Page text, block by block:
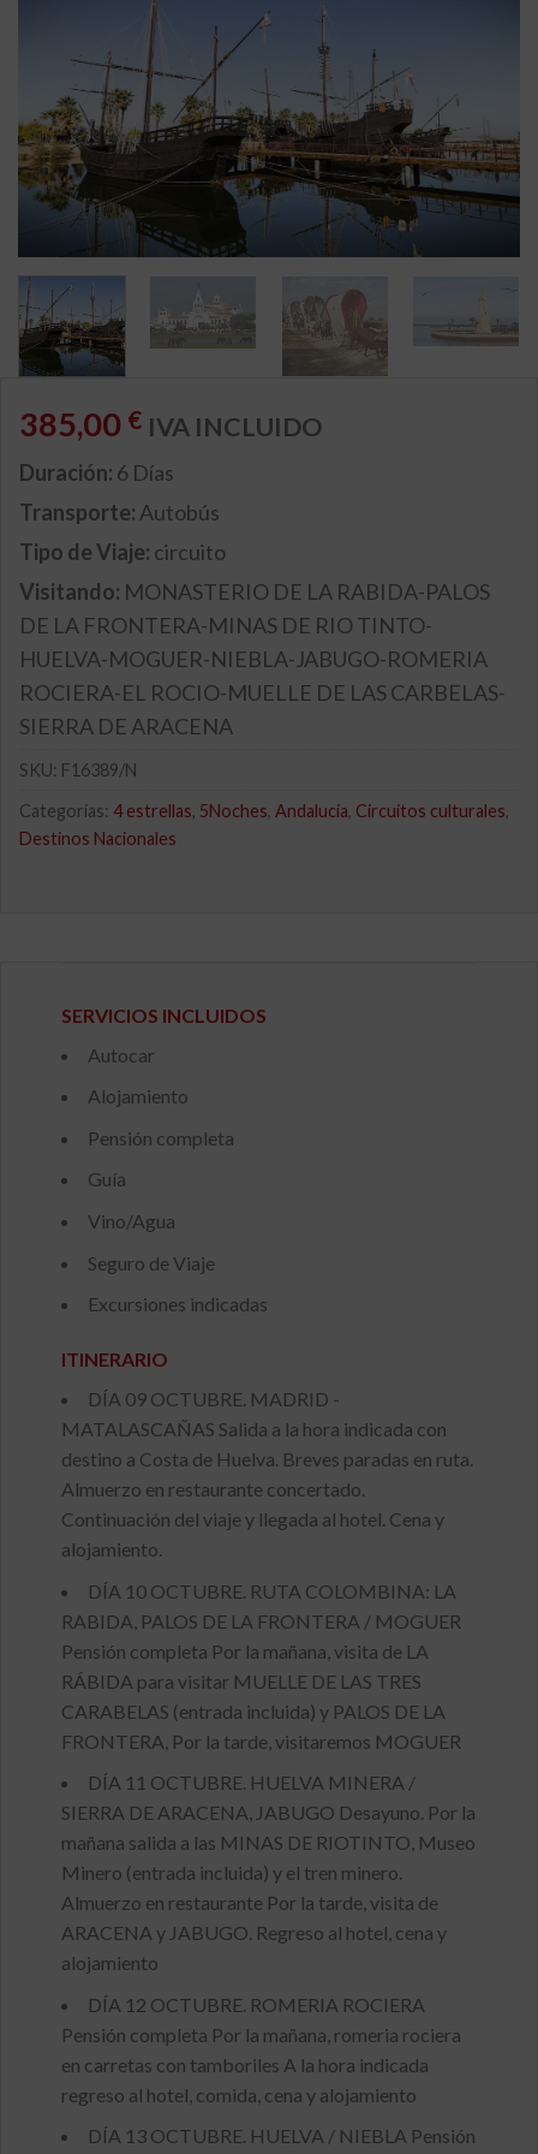
385,00 € IVA INCLUIDO
Duración: 6 Días
Transporte: Autobús
Tipo de Viaje: circuito
Visitando: MONASTERIO DE LA RABIDA-PALOS
DE LA FRONTERA-MINAS DE RIO TINTO-
HUELVA-MOGUER-NIEBLA-JABUGO-ROMERIA
ROCIERA-EL ROCIO-MUELLE DE LAS CARBELAS-
SIERRA DE ARACENA
SKU: F16389/N
Categorías: 4 estrellas, 5Noches, Andalucía, Circuitos culturales,
Destinos Nacionales
SERVICIOS INCLUIDOS
Autocar
Alojamiento
Pensión completa
Guía
Vino/Agua
Seguro de Viaje
Excursiones indicadas
ITINERARIO
DÍA 09 OCTUBRE. MADRID -
MATALASCAÑAS Salida a la hora indicada con
destino a Costa de Huelva. Breves paradas en ruta.
Almuerzo en restaurante concertado.
Continuación del viaje y llegada al hotel. Cena y
alojamiento.
DÍA 10 OCTUBRE. RUTA COLOMBINA: LA
RABIDA, PALOS DE LA FRONTERA / MOGUER
Pensión completa Por la mañana, visita de LA
RÁBIDA para visitar MUELLE DE LAS TRES
CARABELAS (entrada incluida) y PALOS DE LA
FRONTERA, Por la tarde, visitaremos MOGUER
DÍA 11 OCTUBRE. HUELVA MINERA /
SIERRA DE ARACENA, JABUGO Desayuno. Por la
mañana salida a las MINAS DE RIOTINTO, Museo
Minero (entrada incluida) y el tren minero.
Almuerzo en restaurante Por la tarde, visita de
ARACENA y JABUGO. Regreso al hotel, cena y
alojamiento
DÍA 12 OCTUBRE. ROMERIA ROCIERA
Pensión completa Por la mañana, romeria rociera
en carretas con tamboriles A la hora indicada
regreso al hotel, comida, cena y alojamiento
DÍA 13 OCTUBRE. HUELVA / NIEBLA Pensión